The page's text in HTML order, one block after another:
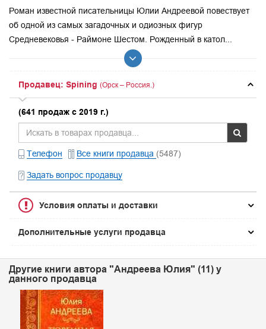
Роман известной писательницы Юлии Андреевой повествует
об одной из самых загадочных и одиозных фигур
Средневековья - Раймоне Шестом. Рожденный в катол...
Продавец: Spining (Орск – Россия.)
(641 продаж с 2019 г.)
Телефон Все книги продавца (5487)
Задать вопрос продавцу
Условия оплаты и доставки
Дополнительные услуги продавца
Другие книги автора "Андреева Юлия" (11) у
данного продавца